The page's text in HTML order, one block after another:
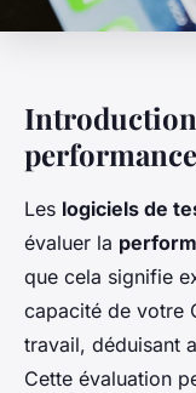
Introduction
Les logiciels de
évaluer la
que cela signifie
capacité de votre
travail, déduisant
Cette évaluation